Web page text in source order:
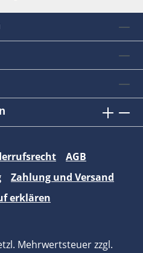
AGB
Zahlung und Versand
erklären
Mehrwertsteuer zzgl.